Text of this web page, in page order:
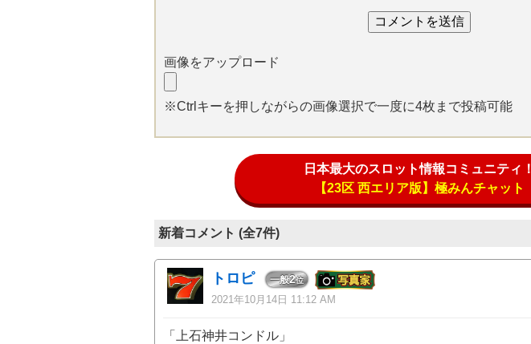
画像をアップロード
※Ctrlキーを押しながらの画像選択で一度に4枚まで投稿可能
日本最大のスロット情報コミュニティ！
【23区 西エリア版】極みんチャット
新着コメント (全7件)
トロピ 一般2位
2021年10月14日 11:12 AM
「上石神井コンドル」